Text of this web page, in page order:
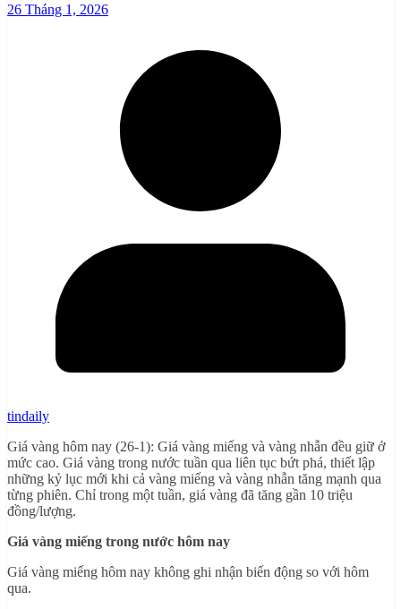
26 Tháng 1, 2026
tindaily
Giá vàng hôm nay (26-1): Giá vàng miếng và vàng nhẫn đều giữ ở
mức cao. Giá vàng trong nước tuần qua liên tục bứt phá, thiết lập
những kỷ lục mới khi cả vàng miếng và vàng nhẫn tăng mạnh qua
từng phiên. Chỉ trong một tuần, giá vàng đã tăng gần 10 triệu
đồng/lượng.
Giá vàng miếng trong nước hôm nay
Giá vàng miếng hôm nay không ghi nhận biến động so với hôm
qua.